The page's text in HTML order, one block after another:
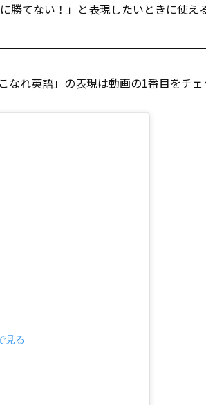
勝てない！」と表現したいときに使え
なれ英語」の表現は動画の1番目をチェ
見る